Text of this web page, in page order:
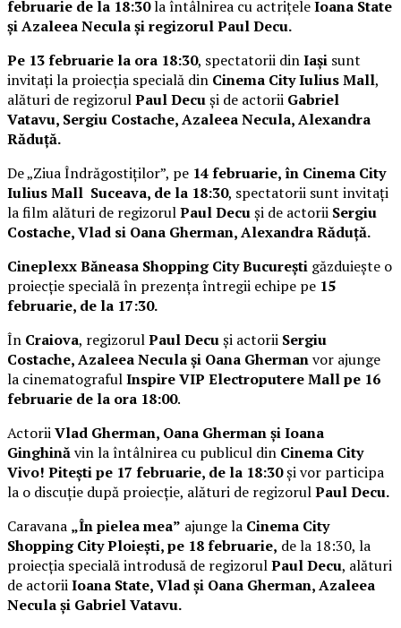
februarie de la 18:30la întâlnirea cu actrițeleIoana State
și Azaleea Necula și regizorul Paul Decu.
Pe 13 februarie la ora 18:30, spectatorii dinIași sunt
invitați la proiecția specială din Cinema City Iulius Mall,
alături de regizorulPaul Decuși de actorii Gabriel
Vatavu, Sergiu Costache, Azaleea Necula, Alexandra
Răduță.
De „Ziua Îndrăgostiților”, pe 14 februarie, în Cinema City
Iulius Mall Suceava, de la 18:30, spectatorii sunt invitați
la film alături de regizorulPaul Decuși de actorii Sergiu
Costache, Vlad si Oana Gherman, Alexandra Răduță.
Cineplexx Băneasa Shopping City București găzduiește o
proiecție specială în prezența întregii echipe pe 15
februarie, de la 17:30.
În Craiova, regizorulPaul Decuși actorii Sergiu
Costache, Azaleea Necula și Oana Ghermanvor ajunge
la cinematografulInspire VIP Electroputere Mall pe 16
februarie de la ora 18:00.
ActoriiVlad Gherman, Oana Gherman și Ioana
Ginghinăvin la întâlnirea cu publicul din Cinema City
Vivo! Pitești pe 17 februarie, de la 18:30și vor participa
la o discuție după proiecție, alături de regizorulPaul Decu.
Caravana „În pielea mea” ajunge la Cinema City
Shopping City Ploiești, pe 18 februarie, de la 18:30, la
proiecția specială introdusă de regizorulPaul Decu, alături
de actoriiIoana State, Vlad și Oana Gherman, Azaleea
Necula și Gabriel Vatavu.